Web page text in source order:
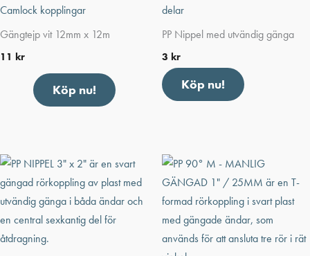
Camlock kopplingar
Gängtejp vit 12mm x 12m
11 kr
Köp nu!
delar
PP Nippel med utvändig gänga
3 kr
Köp nu!